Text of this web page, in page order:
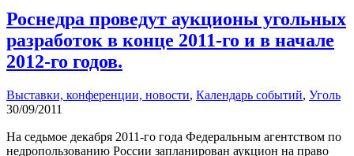
Роснедра проведут аукционы угольных
разработок в конце 2011-го и в начале
2012-го годов.
Выставки, конференции, новости, Календарь событий, Уголь
30/09/2011
На седьмое декабря 2011-го года Федеральным агентством по
недропользованию России запланирован аукцион на право